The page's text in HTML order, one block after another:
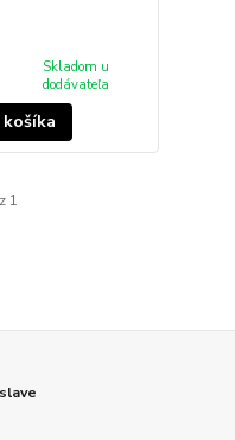
Skladom u
dodávateľa
z 1